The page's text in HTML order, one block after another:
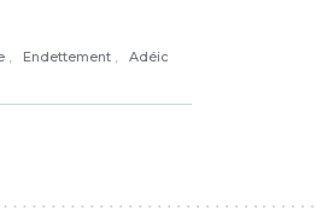
Endettement Adéic